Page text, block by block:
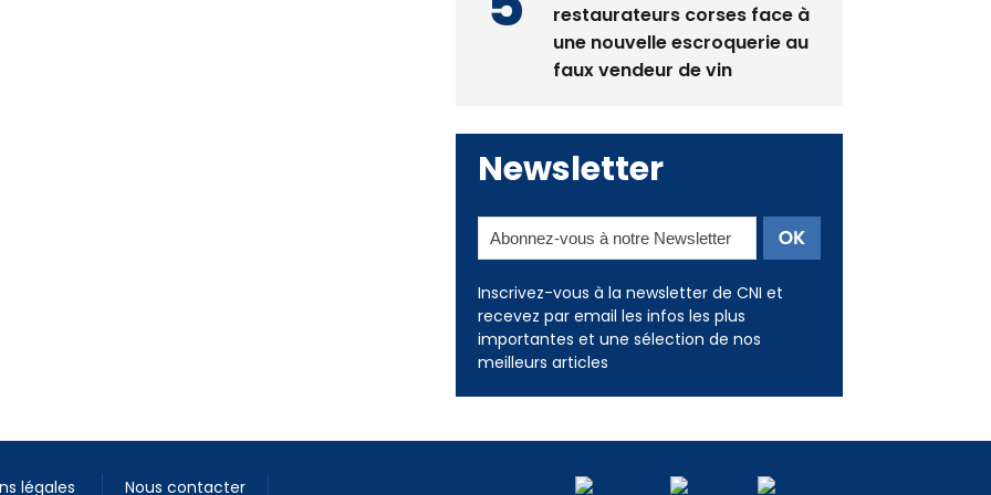
restaurateurs corses face à
une nouvelle escroquerie au
faux vendeur de vin
Newsletter
Inscrivez-vous à la newsletter de CNI et
recevez par email les infos les plus
importantes et une sélection de nos
meilleurs articles
légales Nous contacter